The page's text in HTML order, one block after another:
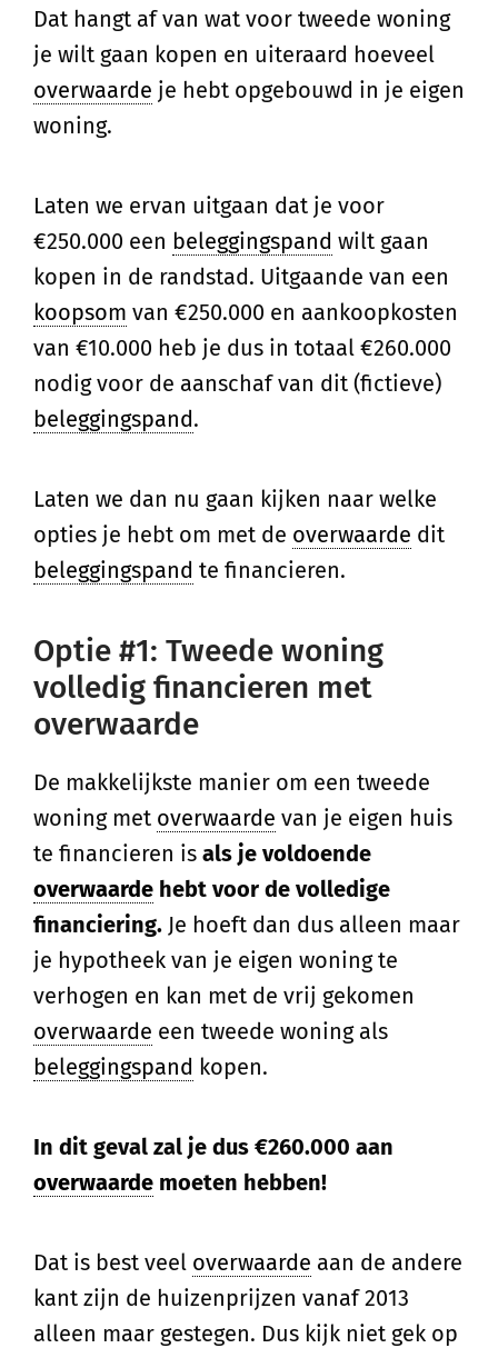
Dat hangt af van wat voor tweede woning
je wilt gaan kopen en uiteraard hoeveel
overwaarde je hebt opgebouwd in je eigen
woning.
Laten we ervan uitgaan dat je voor
€250.000 een beleggingspand wilt gaan
kopen in de randstad. Uitgaande van een
koopsom van €250.000 en aankoopkosten
van €10.000 heb je dus in totaal €260.000
nodig voor de aanschaf van dit (fictieve)
beleggingspand.
Laten we dan nu gaan kijken naar welke
opties je hebt om met de overwaarde dit
beleggingspand te financieren.
Optie #1: Tweede woning
volledig financieren met
overwaarde
De makkelijkste manier om een tweede
woning met overwaarde van je eigen huis
te financieren is als je voldoende
overwaarde hebt voor de volledige
financiering. Je hoeft dan dus alleen maar
je hypotheek van je eigen woning te
verhogen en kan met de vrij gekomen
overwaarde een tweede woning als
beleggingspand kopen.
In dit geval zal je dus €260.000 aan
overwaarde moeten hebben!
Dat is best veel overwaarde aan de andere
kant zijn de huizenprijzen vanaf 2013
alleen maar gestegen. Dus kijk niet gek op